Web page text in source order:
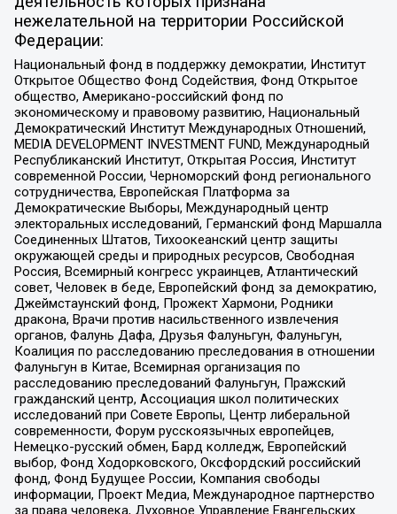
нежелательной на территории Российской
Федерации:
Национальный фонд в поддержку демократии, Институт
Открытое Общество Фонд Содействия, Фонд Открытое
общество, Американо-российский фонд по
экономическому и правовому развитию, Национальный
Демократический Институт Международных Отношений,
MEDIA DEVELOPMENT INVESTMENT FUND, Международный
Республиканский Институт, Открытая Россия, Институт
современной России, Черноморский фонд регионального
сотрудничества, Европейская Платформа за
Демократические Выборы, Международный центр
электоральных исследований, Германский фонд Маршалла
Соединенных Штатов, Тихоокеанский центр защиты
окружающей среды и природных ресурсов, Свободная
Россия, Всемирный конгресс украинцев, Атлантический
совет, Человек в беде, Европейский фонд за демократию,
Джеймстаунский фонд, Прожект Хармони, Родники
дракона, Врачи против насильственного извлечения
органов, Фалунь Дафа, Друзья Фалуньгун, Фалуньгун,
Коалиция по расследованию преследования в отношении
Фалуньгун в Китае, Всемирная организация по
расследованию преследований Фалуньгун, Пражский
гражданский центр, Ассоциация школ политических
исследований при Совете Европы, Центр либеральной
современности, Форум русскоязычных европейцев,
Немецко-русский обмен, Бард колледж, Европейский
выбор, Фонд Ходорковского, Оксфордский российский
фонд, Фонд Будущее России, Компания свободы
информации, Проект Медиа, Международное партнерство
за права человека, Духовное Управление Евангельских